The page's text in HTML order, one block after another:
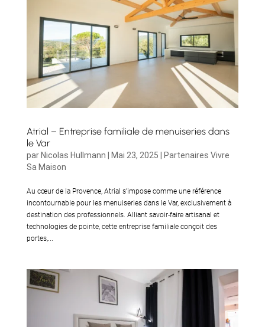
Atrial – Entreprise familiale de menuiseries dans
le Var
par Nicolas Hullmann Mai 23, 2025
Partenaires Vivre
Sa Maison
Au cœur de la Provence, Atrial s’impose comme une référence
incontournable pour les menuiseries dans le Var, exclusivement à
destination des professionnels. Alliant savoir-faire artisanal et
technologies de pointe, cette entreprise familiale conçoit des
portes,...